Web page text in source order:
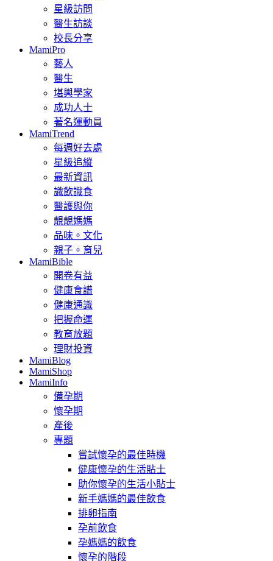
星級訪問
醫生訪談
校長分享
MamiPro
藝人
醫生
堪輿學家
成功人士
著名運動員
MamiTrend
每週好去處
星級追縱
最新資訊
識飲識食
醫護與你
靚靚媽媽
品味。文化
親子。育兒
MamiBible
開卷有益
健康食譜
健康通識
把握命運
教育放題
理財投資
MamiBlog
MamiShop
MamiInfo
備孕期
懷孕期
產後
專題
嘗試懷孕的最佳時機
健康懷孕的生活貼士
助你懷孕的生活小貼士
新手媽媽的最佳飲食
排卵指南
孕前飲食
孕媽媽的飲食
懷孕的階段